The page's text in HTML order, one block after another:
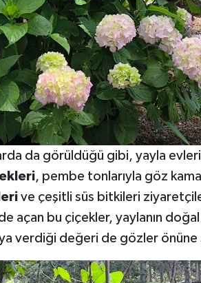
da görüldüğü gibi, yayla
, pembe tonlarıyla göz
ve çeşitli süs bitkileri
açan bu çiçekler, yaylanın
verdiği değeri de gözler önüne